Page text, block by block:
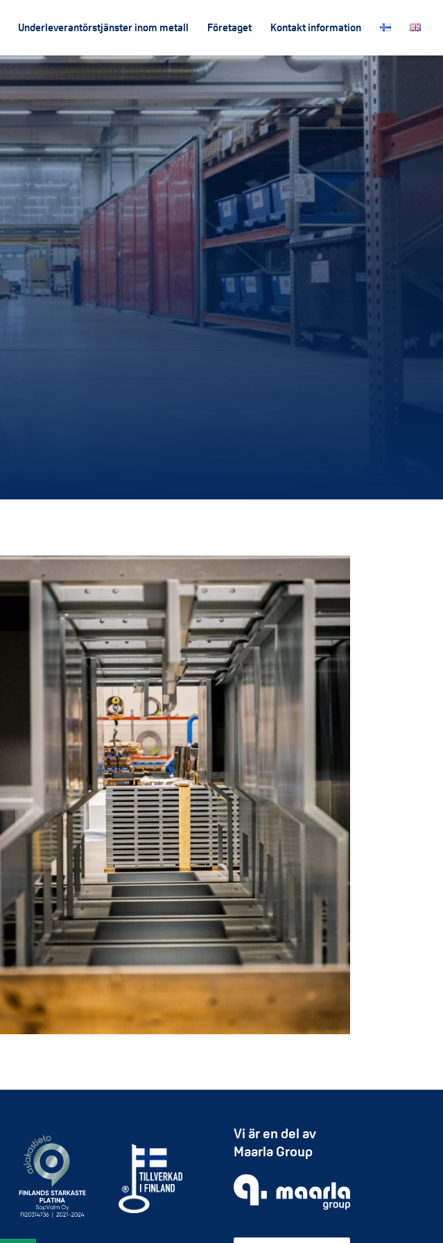
Underleverantörstjänster inom metall Företaget Kontakt information
Vi är en del av
Maarla Group